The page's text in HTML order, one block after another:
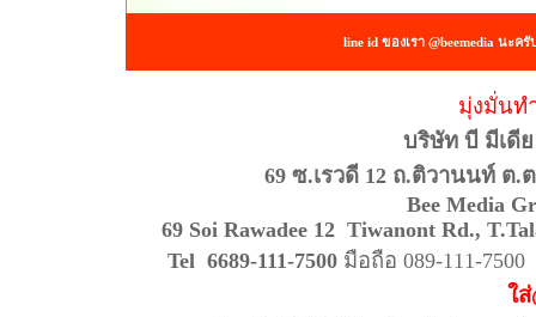
line id ของเรา @beemedia นะค
มุ่งมั่นท
บริษัท บี มีเดี
69 ซ.เรวดี 12 ถ.ติวานนท์ ต
Bee Media
69 Soi Rawadee 12 Tiwanont Rd.,
Tel 6689-111-7500 มือถือ 089-111-7500
ใ